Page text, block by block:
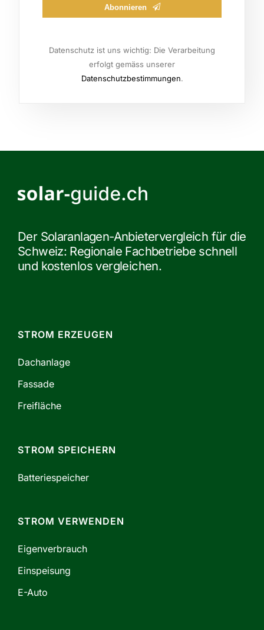
Abonnieren
Datenschutz ist uns wichtig: Die Verarbeitung
erfolgt gemäss unserer
Datenschutzbestimmungen.
Der Solaranlagen-Anbietervergleich für die
Schweiz: Regionale Fachbetriebe schnell
und kostenlos vergleichen.
STROM ERZEUGEN
Dachanlage
Fassade
Freifläche
STROM SPEICHERN
Batteriespeicher
STROM VERWENDEN
Eigenverbrauch
Einspeisung
E-Auto